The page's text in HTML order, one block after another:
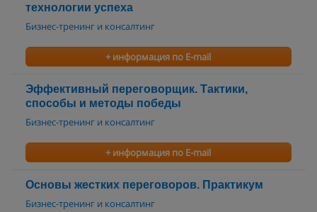
технологии успеха
Бизнес-тренинг и консалтинг
+ информация по E-mail
Эффективный переговорщик. Тактики,
способы и методы победы
Бизнес-тренинг и консалтинг
+ информация по E-mail
Основы жестких переговоров. Практикум
Бизнес-тренинг и консалтинг